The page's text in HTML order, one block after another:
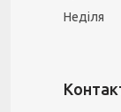
Неділя